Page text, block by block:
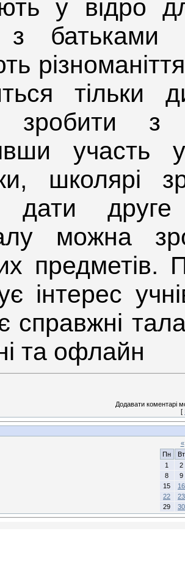
у відро
батьками
тільки
з
участь
школярі
дати друге
можна
предметів.
інтерес
справжні
та офлайн
Додавати коментарі
[
«
Пн
Вт
1
2
8
9
15
16
22
23
29
30